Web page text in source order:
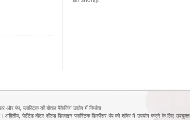
पंप, प्लास्टिक की बोतल पैकेजिंग उद्योग में निर्माता।
अद्वितीय, पेटेंटेड वॉटर शील्ड डिज़ाइन प्लास्टिक डिस्पेंसर पंप को शॉवर में उपयोग करने के लिए उपयुक्त